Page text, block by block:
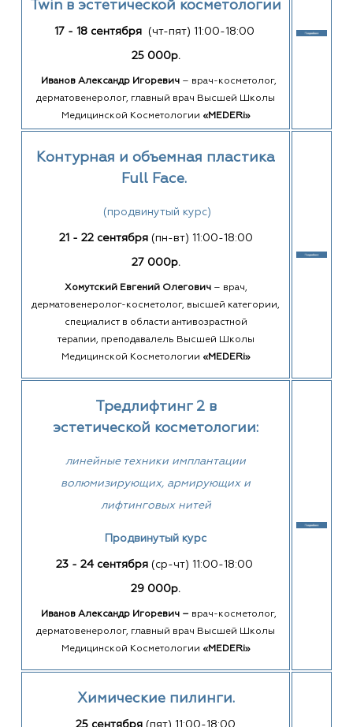
Twin в эстетической косметологии
17 - 18 сентября (чт-пят) 11:00-18:00
25 000р.
Иванов Александр Игоревич – врач-косметолог,
дерматовенеролог, главный врач Высшей Школы
Медицинской Косметологии «MEDERi»
Контурная и объемная пластика
Full Face.
(продвинутый курс)
21 - 22 сентября (пн-вт) 11:00-18:00
27 000р.
Хомутский Евгений Олегович– врач,
дерматовенеролог-косметолог, высшей категории,
специалист в области антивозрастной
терапии, преподавалель Высшей Школы
Медицинской Косметологии «MEDERi»
Тредлифтинг 2 в
эстетической косметологии:
линейные техники имплантации
волюмизирующих, армирующих и
лифтинговых нитей
Продвинутый курс
23 - 24 сентября (ср-чт) 11:00-18:00
29 000р.
Иванов Александр Игоревич – врач-косметолог,
дерматовенеролог, главный врач Высшей Школы
Медицинской Косметологии «MEDERi»
Химические пилинги.
25 сентября (пят) 11:00-18:00